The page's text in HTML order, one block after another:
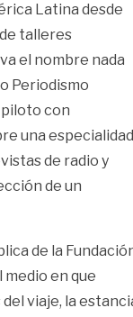
Latina desde
talleres
el nombre nada
Periodismo
piloto con
una especialidad
de radio y
de un
de la
en que
viaje, la